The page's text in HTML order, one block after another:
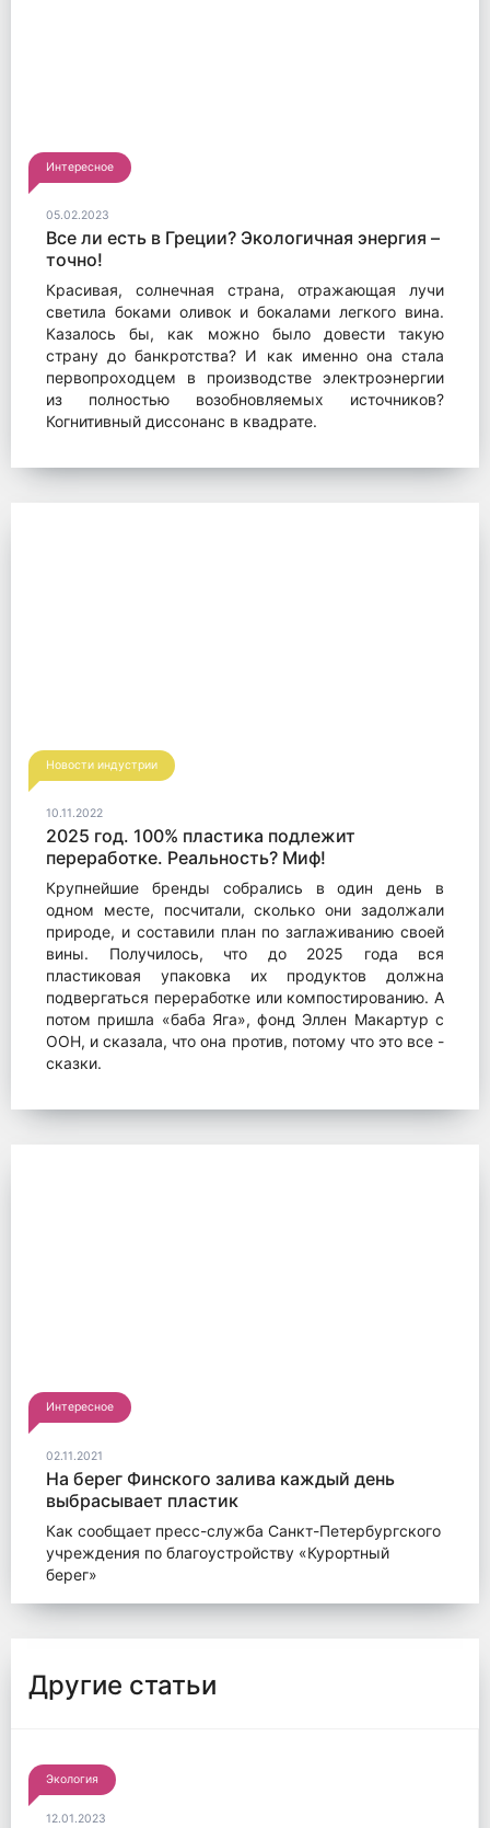
Интересное
05.02.2023
Все ли есть в Греции? Экологичная энергия –
точно!
Красивая, солнечная страна, отражающая лучи
светила боками оливок и бокалами легкого вина.
Казалось бы, как можно было довести такую
страну до банкротства? И как именно она стала
первопроходцем в производстве электроэнергии
из полностью возобновляемых источников?
Когнитивный диссонанс в квадрате.
Новости индустрии
10.11.2022
2025 год. 100% пластика подлежит
переработке. Реальность? Миф!
Крупнейшие бренды собрались в один день в
одном месте, посчитали, сколько они задолжали
природе, и составили план по заглаживанию своей
вины. Получилось, что до 2025 года вся
пластиковая упаковка их продуктов должна
подвергаться переработке или компостированию. А
потом пришла «баба Яга», фонд Эллен Макартур с
ООН, и сказала, что она против, потому что это все -
сказки.
Интересное
02.11.2021
На берег Финского залива каждый день
выбрасывает пластик
Как сообщает пресс-служба Санкт-Петербургского
учреждения по благоустройству «Курортный
берег»
Другие статьи
Экология
12.01.2023